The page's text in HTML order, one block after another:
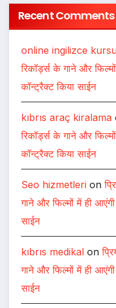
Recent Comments
online ingilizce
रिकॉर्ड्स के गाने और
कॉन्ट्रैक्ट किया साईन
kıbrıs araç kiralama
रिकॉर्ड्स के गाने और
कॉन्ट्रैक्ट किया साईन
Seo hizmetleri on
गाने और फिल्मों में ही
साईन
kıbrıs medikal on
गाने और फिल्मों में ही
साईन